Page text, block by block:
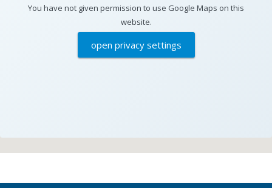
You have not given permission to use Google Maps on this
website.
open privacy settings